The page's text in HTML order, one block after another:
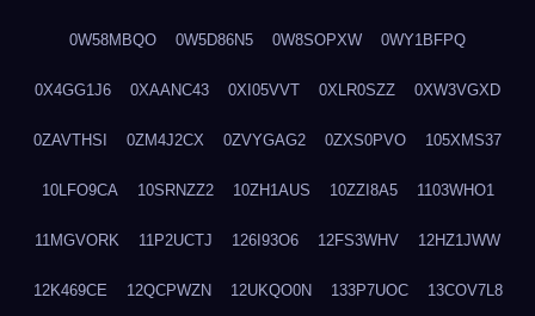
0W58MBQO 0W5D86N5 0W8SOPXW 0WY1BFPQ
0X4GG1J6 0XAANC43 0XI05VVT 0XLR0SZZ 0XW3VGXD
0ZAVTHSI 0ZM4J2CX 0ZVYGAG2 0ZXS0PVO 105XMS37
10LFO9CA 10SRNZZ2 10ZH1AUS 10ZZI8A5 1103WHO1
11MGVORK 11P2UCTJ 126I93O6 12FS3WHV 12HZ1JWW
12K469CE 12QCPWZN 12UKQO0N 133P7UOC 13COV7L8